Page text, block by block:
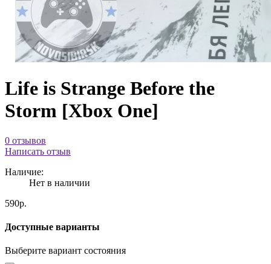
Life is Strange Before the
Storm [Xbox One]
0 отзывов
Написать отзыв
Наличие:
Нет в наличии
590р.
Доступные варианты
Выберите вариант состояния